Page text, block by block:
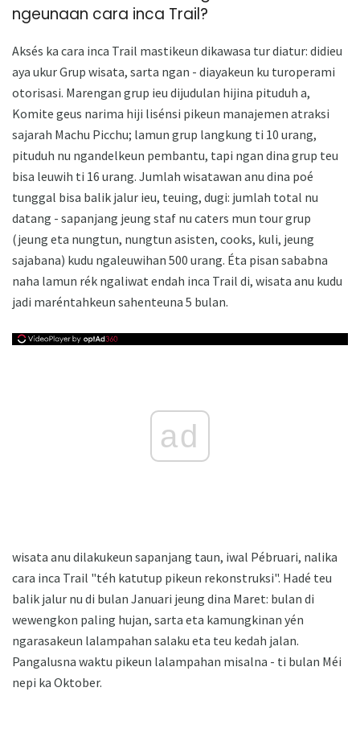
ngeunaan cara inca Trail?
Aksés ka cara inca Trail mastikeun dikawasa tur diatur: didieu
aya ukur Grup wisata, sarta ngan - diayakeun ku turoperami
otorisasi. Marengan grup ieu dijudulan hijina pituduh a,
Komite geus narima hiji lisénsi pikeun manajemen atraksi
sajarah Machu Picchu; lamun grup langkung ti 10 urang,
pituduh nu ngandelkeun pembantu, tapi ngan dina grup teu
bisa leuwih ti 16 urang. Jumlah wisatawan anu dina poé
tunggal bisa balik jalur ieu, teuing, dugi: jumlah total nu
datang - sapanjang jeung staf nu caters mun tour grup
(jeung eta nungtun, nungtun asisten, cooks, kuli, jeung
sajabana) kudu ngaleuwihan 500 urang. Éta pisan sababna
naha lamun rék ngaliwat endah inca Trail di, wisata anu kudu
jadi maréntahkeun sahenteuna 5 bulan.
ad
wisata anu dilakukeun sapanjang taun, iwal Pébruari, nalika
cara inca Trail "téh katutup pikeun rekonstruksi". Hadé teu
balik jalur nu di bulan Januari jeung dina Maret: bulan di
wewengkon paling hujan, sarta eta kamungkinan yén
ngarasakeun lalampahan salaku eta teu kedah jalan.
Pangalusna waktu pikeun lalampahan misalna - ti bulan Méi
nepi ka Oktober.